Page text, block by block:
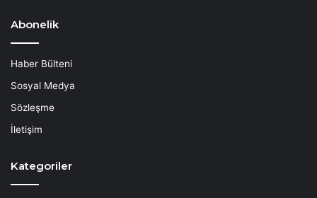
Abonelik
Haber Bülteni
Sosyal Medya
Sözleşme
İletişim
Kategoriler